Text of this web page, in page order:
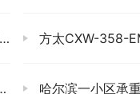
方太CXW-358-
哈尔滨一小区承重